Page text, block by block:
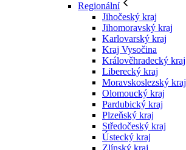
Regionální
Jihočeský kraj
Jihomoravský kraj
Karlovarský kraj
Kraj Vysočina
Králověhradecký kraj
Liberecký kraj
Moravskoslezský kraj
Olomoucký kraj
Pardubický kraj
Plzeňský kraj
Středočeský kraj
Ústecký kraj
Zlínský kraj